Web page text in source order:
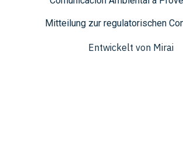
Mitteilung zur regulatorischen
Entwickelt von Mirai